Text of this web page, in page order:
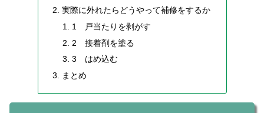
実際に外れたらどうやって補修をするか
1 戸当たりを剥がす
2 接着剤を塗る
3 はめ込む
まとめ